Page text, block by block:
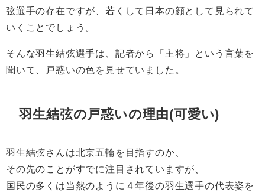
弦選手の存在ですが、若くして日本の顔として見られて
いくことでしょう。
そんな羽生結弦選手は、記者から「主将」という言葉を
聞いて、戸惑いの色を見せていました。
羽生結弦の戸惑いの理由(可愛い)
羽生結弦さんは北京五輪を目指すのか、
その先のことがすでに注目されていますが、
国民の多くは当然のように４年後の羽生選手の代表姿を